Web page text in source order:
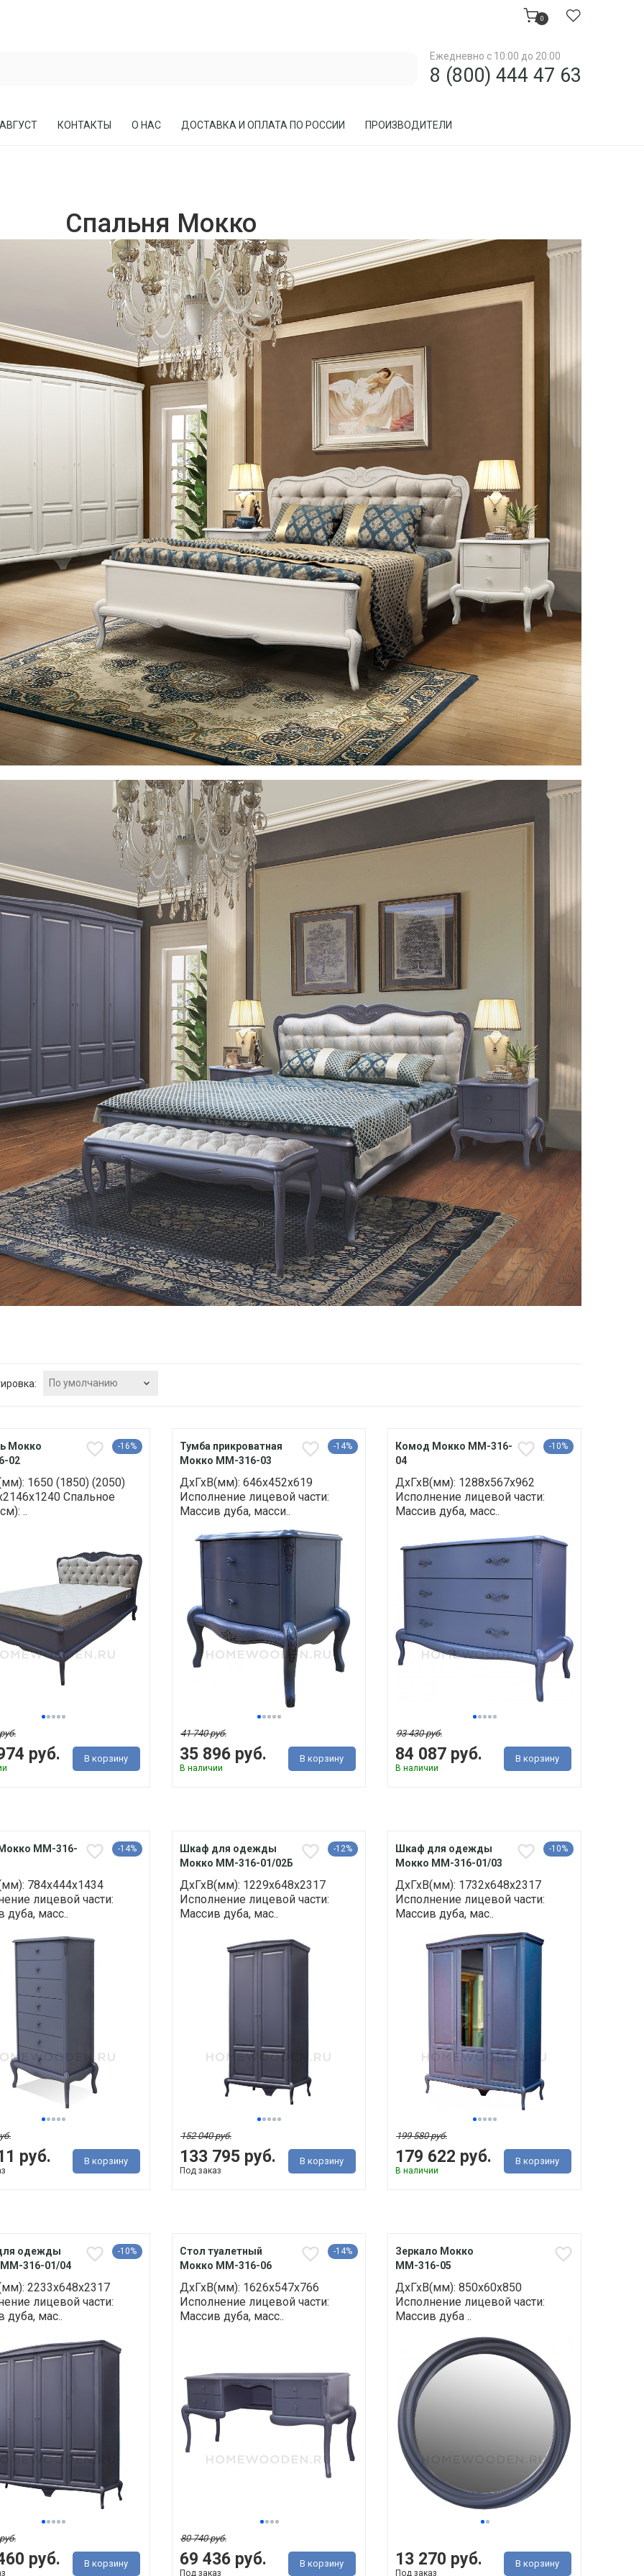
0
Ежедневно с 10:00 до 20:00
8 (800) 444 47 63
КАБИНЕТЫ, БИБЛИОТЕКИ
МЕБЕЛЬ В СТИЛЕ ЛОФТ
МАТРАСЫ
ПРЕДМЕТЫ ИНТЕРЬЕРА
КОНТАКТЫ О НАС ДОСТАВКА И ОПЛАТА ПО РОССИИ ПРОИЗВОДИТЕЛИ
Спальня Мокко
По умолчанию
Мокко
02
-16%
1650 (1850) (2050)
Спальное
..
руб. В корзину
Тумба прикроватная
Мокко ММ-316-03
-14%
ДхГхВ(мм): 646х452х619
Исполнение лицевой части:
Массив дуба, масси..
35 896 руб.
41 740 руб.
В наличии
В корзину
Комод Мокко ММ-316-
04
-10%
ДхГхВ(мм): 1288х567х962
Исполнение лицевой части:
Массив дуба, масс..
84 087 руб.
93 430 руб.
В наличии
В корзину
ММ-316- -14%
784х444х1434
лицевой части:
дуба, масс..
руб. В корзину
Шкаф для одежды
Мокко ММ-316-01/02Б
-12%
ДхГхВ(мм): 1229х648х2317
Исполнение лицевой части:
Массив дуба, мас..
133 795 руб.
152 040 руб.
Под заказ
В корзину
Шкаф для одежды
Мокко ММ-316-01/03
-10%
ДхГхВ(мм): 1732х648х2317
Исполнение лицевой части:
Массив дуба, мас..
179 622 руб.
199 580 руб.
В наличии
В корзину
одежды
316-01/04
-10%
2233х648х2317
лицевой части:
дуба, мас..
руб. В корзину
Стол туалетный
Мокко ММ-316-06
-14%
ДхГхВ(мм): 1626х547х766
Исполнение лицевой части:
Массив дуба, масс..
69 436 руб.
80 740 руб.
Под заказ
В корзину
Зеркало Мокко
ММ-316-05
ДхГхВ(мм): 850х60х850
Исполнение лицевой части:
Массив дуба ..
13 270 руб.
Под заказ
В корзину